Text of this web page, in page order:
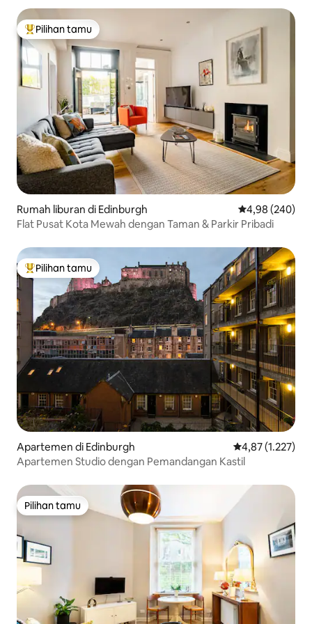
Pilihan tamu terpopuler
Pilihan tamu
Rumah liburan di Edinburgh Nilai rata-rata
4,98 (240)
Flat Pusat Kota Mewah dengan Taman & Parkir Pribadi
Pilihan tamu terpopuler
Pilihan tamu
Apartemen di Edinburgh Nilai rata-rata
4,87 (1.227)
Apartemen Studio dengan Pemandangan Kastil
Pilihan tamu
Pilihan tamu